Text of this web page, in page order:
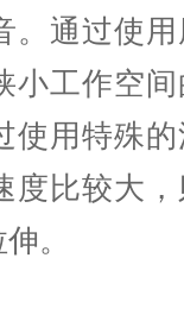
。通过使
小工作空
使用特殊
度比较大
。